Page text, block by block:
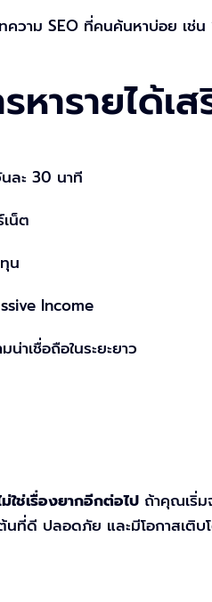
ความ SEO ที่คนค้นหาบ่อย เช่น
ารายได้เ
นละ 30 นาที
น็ต
น
Income
าเชื่อถือในระยะยาว
ใช่เรื่องยากอีกต่อไป ถ้าคุณเริ่ม
ที่ดี ปลอดภัย และมีโอกาสเติบโ